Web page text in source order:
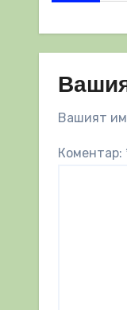
Вашият
Коментар: